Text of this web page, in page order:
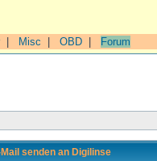
| Misc OBD Forum
senden an Digilinse